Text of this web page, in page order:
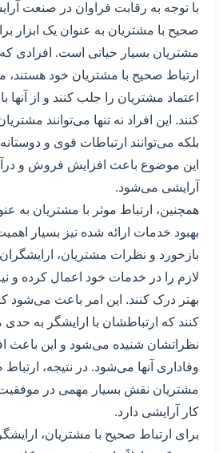
با توجه به رقابت فراوان در صنعت
صحیح با مشتریان به عنوان یک ابزار
مشتریان بسیار حیاتی است. افرادی که
ارتباط صحیح با مشتریان خود هستند،
اعتماد مشتریان را جلب کنند و از
کنند. این افراد نه تنها می‌توانند
بلکه می‌توانند ارتباطات قوی و دوستانه
این موضوع باعث افزایش فروش و
آرایشی می‌شود.
همچنین، ارتباط موثر با مشتریان به
بهبود خدمات ارائه شده نیز بسیار
بازخورد و نظرات مشتریان، ارایشگران
لازم را در خدمات خود اعمال کرده و
بهتر درک کنند. این امر باعث
کنند که ارتباطشان با ارایشگر به
نظراتشان شنیده می‌شود و این باعث
وفاداری آنها می‌شود. در نتیجه،
مشتریان نقش بسیار مهمی در
کار آرایشی دارد.
برای ارتباط صحیح با مشتریان،